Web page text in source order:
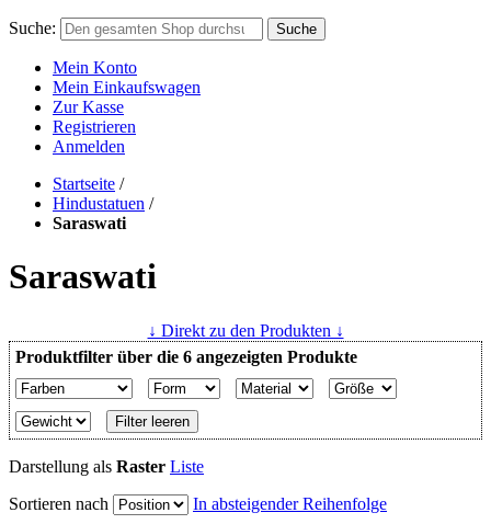
Suche: Suche
Mein Konto
Mein Einkaufswagen
Zur Kasse
Registrieren
Anmelden
Startseite /
Hindustatuen /
Saraswati
Saraswati
↓ Direkt zu den Produkten ↓
Produktfilter über die 6 angezeigten Produkte
Filter leeren
Darstellung als Raster Liste
Sortieren nach
In absteigender Reihenfolge